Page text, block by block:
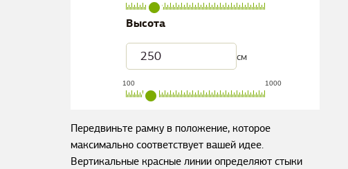
Высота
см
100 1000
Передвиньте рамку в положение, которое
максимально соответствует вашей идее.
Вертикальные красные линии определяют стыки